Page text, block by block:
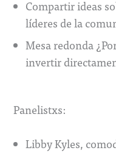
Compartir ideas
líderes de la
Mesa redonda
invertir
Panelistxs:
Libby Kyles,